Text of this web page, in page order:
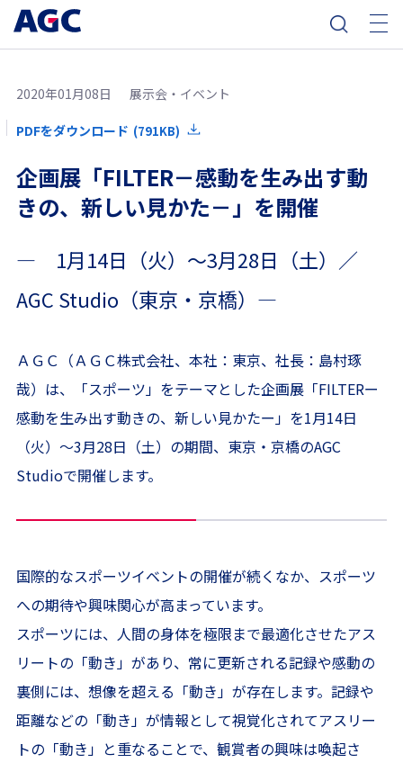
2020年01月08日 展示会・イベント
PDFをダウンロード (791KB)
企画展「FILTER－感動を生み出す動
きの、新しい見かた－」を開催
― 1月14日（火）～3月28日（土）／
AGC Studio（東京・京橋）―
ＡＧＣ（ＡＧＣ株式会社、本社：東京、社長：島村琢
哉）は、「スポーツ」をテーマとした企画展「FILTERー
感動を生み出す動きの、新しい見かたー」を1月14日
（火）～3月28日（土）の期間、東京・京橋のAGC
Studioで開催します。
国際的なスポーツイベントの開催が続くなか、スポーツ
への期待や興味関心が高まっています。
スポーツには、人間の身体を極限まで最適化させたアス
リートの「動き」があり、常に更新される記録や感動の
裏側には、想像を超える「動き」が存在します。記録や
距離などの「動き」が情報として視覚化されてアスリー
トの「動き」と重なることで、観賞者の興味は喚起さ